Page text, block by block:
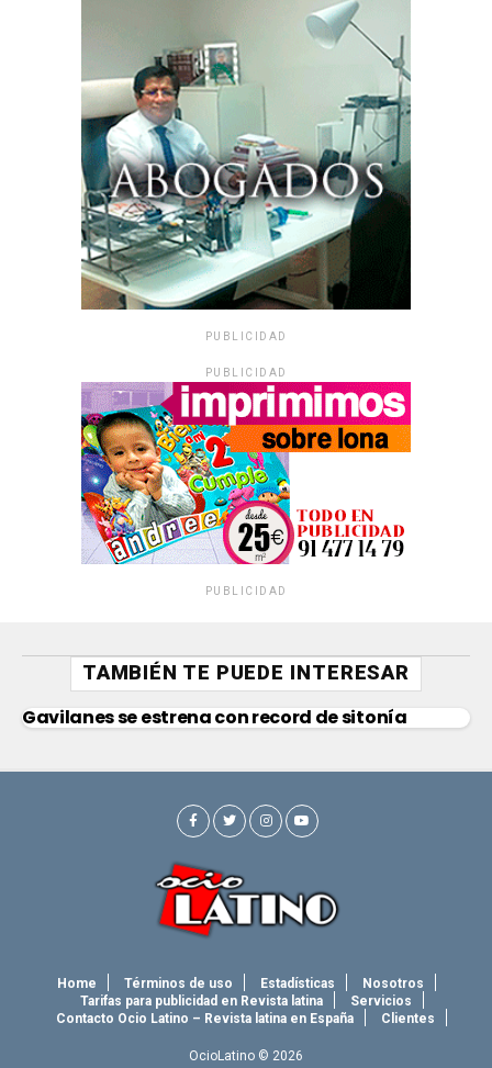
PUBLICIDAD
PUBLICIDAD
PUBLICIDAD
TAMBIÉN TE PUEDE INTERESAR
Gavilanes se estrena con record de sitonía
Home Términos de uso Estadísticas
Nosotros
Tarifas para publicidad en Revista latina
Servicios
Contacto Ocio Latino – Revista latina en España
Clientes
OcioLatino © 2026